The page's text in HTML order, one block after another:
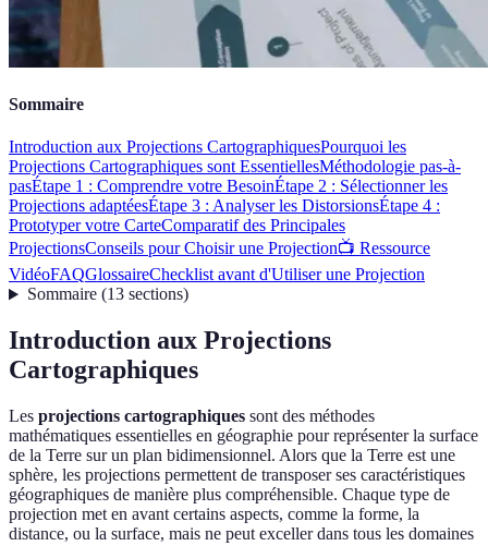
Sommaire
Introduction aux Projections CartographiquesPourquoi les
Projections Cartographiques sont EssentiellesMéthodologie pas-à-
pasÉtape 1 : Comprendre votre BesoinÉtape 2 : Sélectionner les
Projections adaptéesÉtape 3 : Analyser les DistorsionsÉtape 4 :
Prototyper votre CarteComparatif des Principales
ProjectionsConseils pour Choisir une Projection📺 Ressource
VidéoFAQGlossaireChecklist avant d'Utiliser une Projection
Sommaire(13 sections)
Introduction aux Projections
Cartographiques
Les projections cartographiques sont des méthodes
mathématiques essentielles en géographie pour représenter la surface
de la Terre sur un plan bidimensionnel. Alors que la Terre est une
sphère, les projections permettent de transposer ses caractéristiques
géographiques de manière plus compréhensible. Chaque type de
projection met en avant certains aspects, comme la forme, la
distance, ou la surface, mais ne peut exceller dans tous les domaines